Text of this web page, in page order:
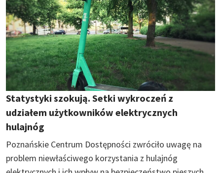
Statystyki szokują. Setki wykroczeń z
udziałem użytkowników elektrycznych
hulajnóg
Poznańskie Centrum Dostępności zwróciło uwagę na
problem niewłaściwego korzystania z hulajnóg